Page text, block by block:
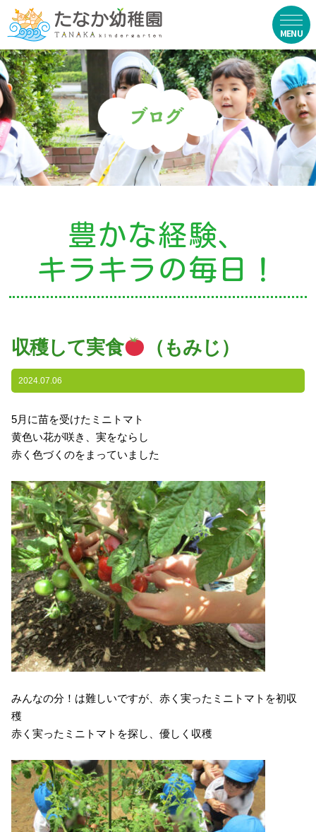
在園生向け
・資料ダウンロード
・園からのお便り
・動画
お知らせ
・ニュース
・ブログ
・園の特色
・園の一日
・自慢の給食
・アクセス
入園案内
子育て支援
未就園児教室
課外授業
豊かな経験、
キラキラの毎日！
収穫して実食 （もみじ）
2024.07.06
5月に苗を受けたミニトマト
黄色い花が咲き、実をならし
赤く色づくのをまっていました
みんなの分！は難しいですが、赤く実ったミニトマトを初収
穫
赤く実ったミニトマトを探し、優しく収穫